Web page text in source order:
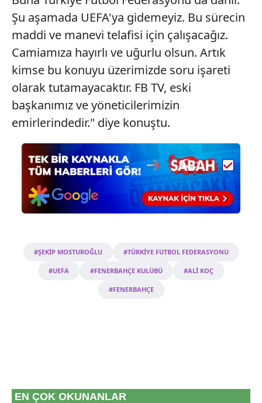
toplumu hizmetlerinin sunulması amacıyla
kullanılmaktadır. Diğer çerezler, sitemizin daha işlevsel
kılınması ve kişiselleştirilmesi ve sizlere yönelik
reklam/pazarlama faaliyetlerinin yapılması, amaçlarıyla
sınırlı olarak açık rızanız dahilinde kullanılacaktır.
Çerezlere ilişkin tercihlerinizi aşağıda yer alan panel
vasıtasıyla belirleyebilirsiniz. Çerezlere ilişkin detaylı bilgi
için Ayarlar butonuna tıklayabilir,Çerez Bilgilendirme
Metnimiziziyaret edebilirsiniz.
6698 sayılı Kişisel Verilerin Korunması Kanunu uyarınca
hazırlanmış Aydınlatma Metnimizi okumak ve sitemizde
ilgili mevzuata uygun olarak kullanılan çerezlerle ilgili bilgi
almak için lütfentıklayınız.
Şu aşamada UEFA'ya gidemeyiz. Bu sürecin
maddi ve manevi telafisi için çalışacağız.
Camiamıza hayırlı ve uğurlu olsun. Artık
kimse bu konuyu üzerimizde soru işareti
olarak tutamayacaktır. FB TV, eski
başkanımız ve yöneticilerimizin
emirlerindedir." diye konuştu.
#ŞEKİP MOSTUROĞLU #TÜRKİYE FUTBOL FEDERASYONU
#UEFA #FENERBAHÇE KULÜBÜ #ALİ KOÇ
#FENERBAHÇE
EN ÇOK OKUNANLAR